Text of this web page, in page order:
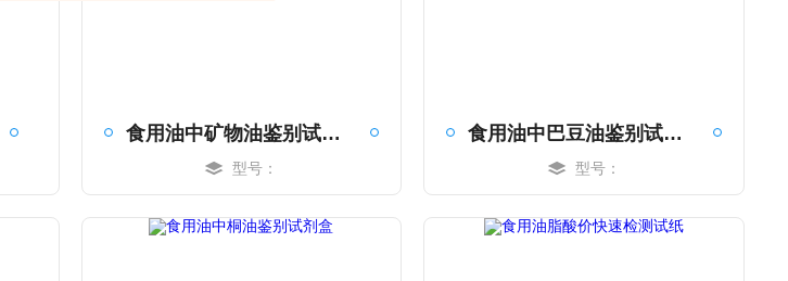
食用油中矿物油鉴别试剂盒 10次测定
型号：
食用油中巴豆油鉴别试剂盒
型号：